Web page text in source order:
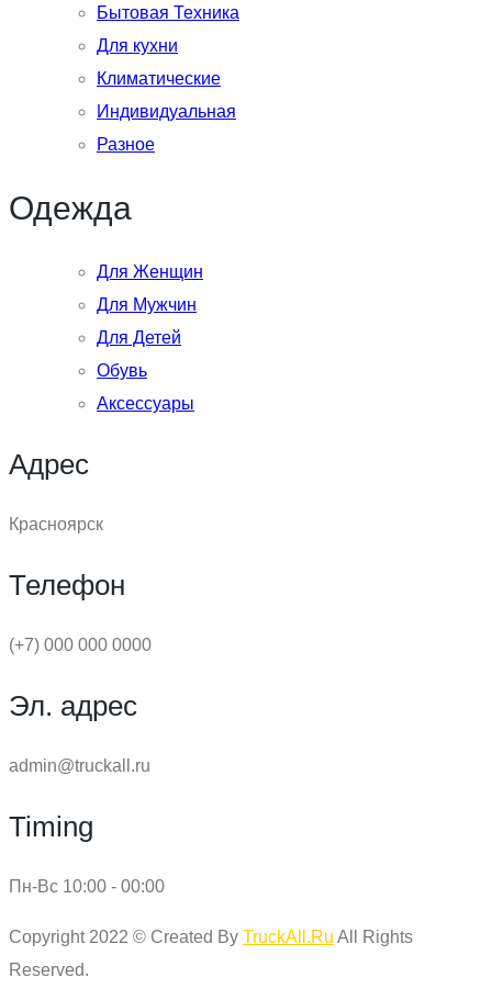
Бытовая Техника
Для кухни
Климатические
Индивидуальная
Разное
Одежда
Для Женщин
Для Мужчин
Для Детей
Обувь
Аксессуары
Адрес
Красноярск
Телефон
(+7) 000 000 0000
Эл. адрес
admin@truckall.ru
Timing
Пн-Вс 10:00 - 00:00
Copyright 2022 © Created By TruckAll.Ru All Rights
Reserved.